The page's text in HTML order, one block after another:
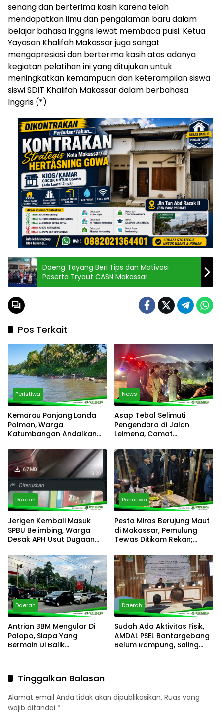
senang dan berterima kasih karena telah
mendapatkan ilmu dan pengalaman baru dalam
belajar bahasa Inggris lewat membaca puisi. Ketua
Yayasan Khalifah Makassar juga sangat
mengapresiasi dan berterima kasih atas adanya
kegiatan pelatihan ini yang ditujukan untuk
meningkatkan kemampuan dan keterampilan siswa
siswi SDIT Khalifah Makassar dalam berbahasa
Inggris (*)
Daeng Tayang Beri Tips dan Motivasi
Peserta Tryout CASN Makassar
Pos Terkait
Peristiwa
Kemarau Panjang Landa
Polman, Warga
Katumbangan Andalkan
Konsumsi
News
Asap Tebal Selimuti
Pengendara di Jalan
Leimena, Camat
Respons Aduan Warga
Daerah
Jerigen Kembali Masuk
SPBU Belimbing, Warga
Desak APH Usut Dugaan
Peristiwa
Pesta Miras Berujung Maut
di Makassar, Pemulung
Tewas Ditikam Rekan;
Pelaku
Daerah
Antrian BBM Mengular Di
Palopo, Siapa Yang
Bermain Di Balik
Daerah
Sudah Ada Aktivitas Fisik,
AMDAL PSEL Bantargebang
Belum Rampung, Saling
Tinggalkan Balasan
Alamat email Anda tidak akan dipublikasikan. Ruas yang
wajib ditandai *